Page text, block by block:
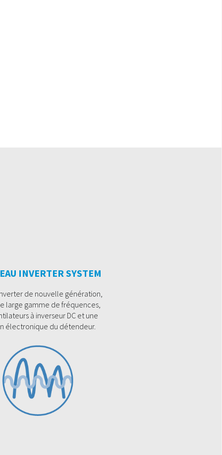
INVERTER SYSTEM
de nouvelle génération,
large gamme de fréquences,
à inverseur DC et une
électronique du détendeur.